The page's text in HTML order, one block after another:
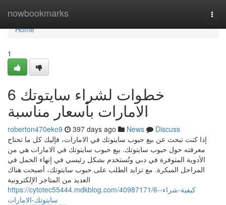
nowbookmarks
Home
Home
1
6 خطوات لشراء سايتوتك
الامارات بأسعار مناسبة
roberton470eko9 397 days ago News
Discuss
إذا كنت تبحث عن بيع حبوب سايتوتك في الامارات، فإليك كل ما تحتاج
معرفته حول حبوب سايتوتك. بيع حبوب سايتوتك في الامارات هي من
الأدوية المتوفرة في دبي وتُستخدم بشكل رئيسي في إنهاء الحمل في
المراحل المبكرة. مع تزايد الطلب على حبوب سايتوتك، أصبحت هناك
العديد من المتاجر الإلكترونية
https://cytotec55444.mdkblog.com/40987171/6-كيفية-شراء-
سايتوتك-الامارات